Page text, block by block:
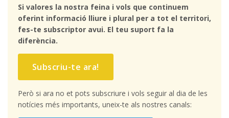
Si valores la nostra feina i vols que continuem
oferint informació lliure i plural per a tot el territori,
fes-te subscriptor avui. El teu suport fa la
diferència.
Subscriu-te ara!
Però si ara no et pots subscriure i vols seguir al dia de les
notícies més importants, uneix-te als nostres canals: